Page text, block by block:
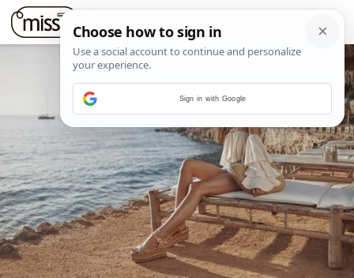
Sign in with Google